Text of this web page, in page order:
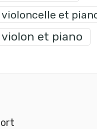
violoncelle et
violon et piano